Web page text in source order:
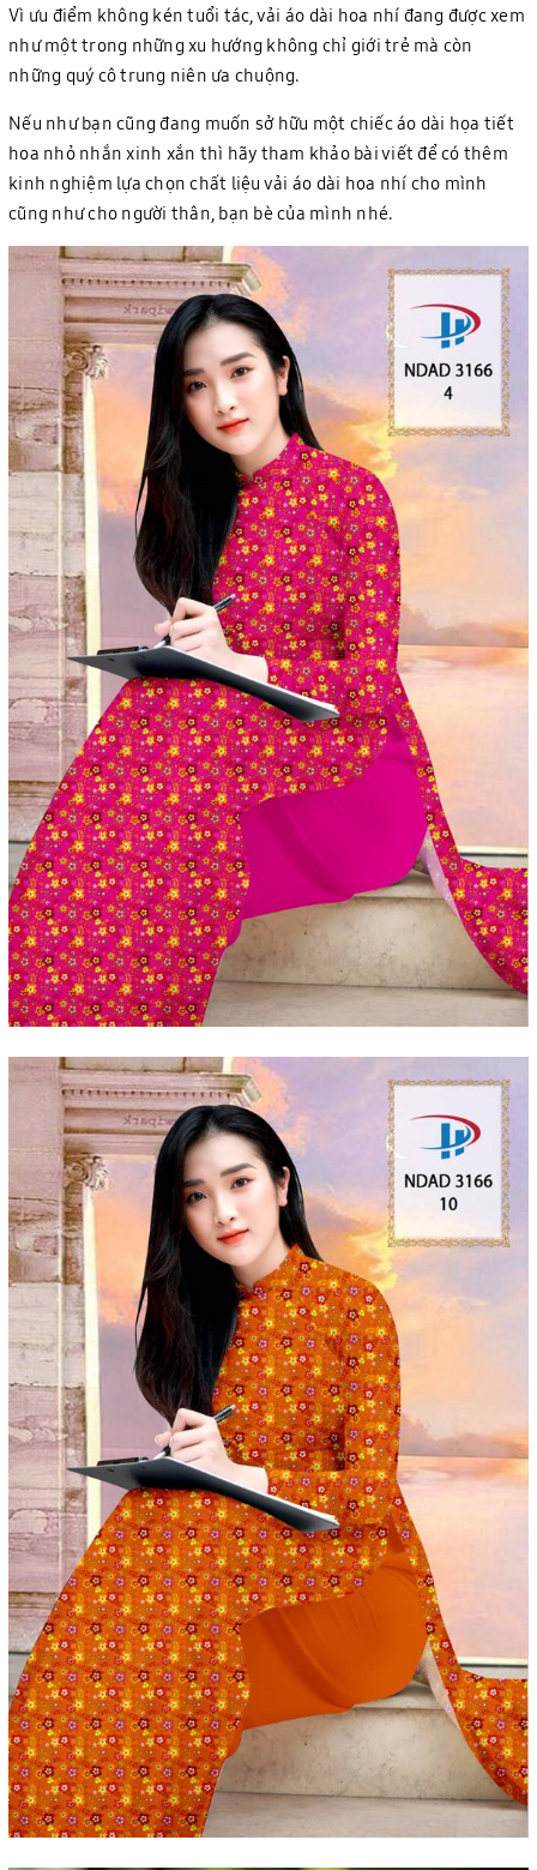
Vì ưu điểm không kén tuổi tác, vải áo dài hoa nhí đang được xem
như một trong những xu hướng không chỉ giới trẻ mà còn
những quý cô trung niên ưa chuộng.
Nếu như bạn cũng đang muốn sở hữu một chiếc áo dài họa tiết
hoa nhỏ nhắn xinh xắn thì hãy tham khảo bài viết để có thêm
kinh nghiệm lựa chọn chất liệu vải áo dài hoa nhí cho mình
cũng như cho người thân, bạn bè của mình nhé.